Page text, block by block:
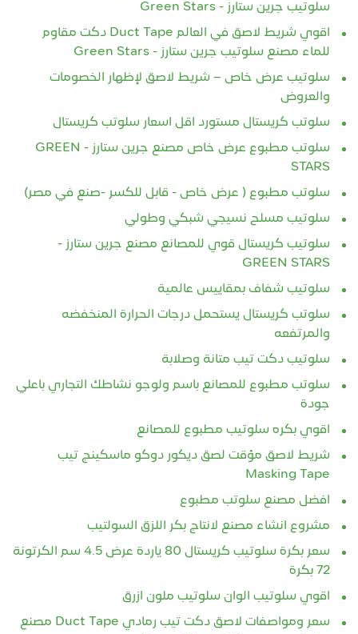
سلوتيب جرين ستارز - Green Stars
اقوي شريط لاصق في العالم Duct Tape دكت مقاوم
للماء مصنع سلوتيب جرين ستارز - Green Stars
سلوتيب عرض خاص – شريط لاصق لإظهار الخصومات
والعروض
سلوتب كريستال مستورد اقل اسعار سلوتب كريستال
سلوتب مطبوع عرض خاص مصنع جرين ستارز - GREEN
STARS
سلوتب مطبوع ( عرض خاص - قابل للكسر -صنع في مصر)
سلوتيب مسلح نسيجي شبكي وطولي
سلوتيب كريستال قوي للمصانع مصنع جرين ستارز -
GREEN STARS
سلوتيب شفاف بمقاييس عالمية
سلوتب كريستال يستحمل درجات الحرارة المنخفضه
والمرتفعه
سلوتيب دكت تيب متانة وصلابة
سلوتب مطبوع للمصانع باسم ولوجو نشاطك التجاري باعلي
جودة
اقوي بكره سلوتيب مطبوع للمصانع
شريط لاصق مؤقت لصق ديكور دوكو ماسكينج تيب
Masking Tape
افضل مصنع سلوتب مطبوع
مشروع انشاء مصنع لانتاج بكر اللزق السولتيب
سعر بكرة سلوتيب كريستال 80 ياردة عرض 4.5 سم الكرتونة
72 بكرة
اقوي سلوتيب الوان سلوتيب ملون ازرق
سعر ومواصفات لاصق دكت تيب رمادي Duct Tape مصنع